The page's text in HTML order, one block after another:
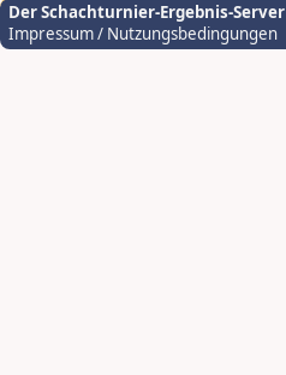
Der Schachturnier-Ergebnis-Server
Impressum / Nutzungsbedingungen